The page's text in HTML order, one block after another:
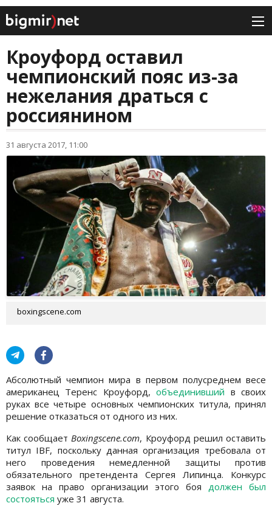
Кроуфорд оставил
чемпионский пояс из-за
нежелания драться с
россиянином
31 августа 2017, 11:00
boxingscene.com
Абсолютный чемпион мира в первом полусреднем весе
американец Теренс Кроуфорд,объединивший в своих
руках все четыре основных чемпионских титула, принял
решение отказаться от одного из них.
Как сообщает Boxingscene.com, Кроуфорд решил оставить
титул IBF, поскольку данная организация требовала от
него проведения немедленной защиты против
обязательного претендента Сергея Липинца. Конкурс
заявок на право организации этого боя должен был
состояться уже 31 августа.